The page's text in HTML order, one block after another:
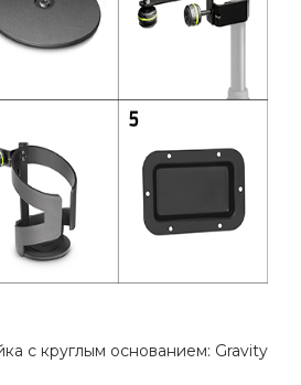
с круглым основанием: Gravity